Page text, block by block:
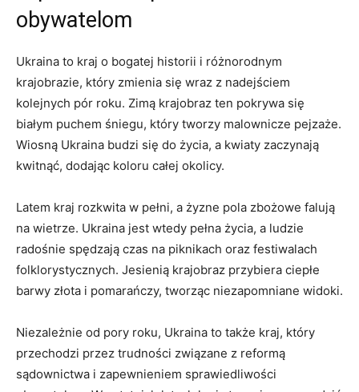
obywatelom
Ukraina to kraj o bogatej historii i różnorodnym ​
krajobrazie, który zmienia się wraz z nadejściem ​
kolejnych pór‌ roku. Zimą krajobraz ten pokrywa się
białym puchem śniegu, który tworzy malownicze pejzaże.
Wiosną Ukraina budzi się do życia, a kwiaty zaczynają
kwitnąć, ⁤dodając⁢ koloru całej okolicy.
Latem kraj rozkwita w pełni, a żyzne pola zbożowe falują
‌na wietrze. Ukraina ⁤jest wtedy pełna życia,‍ a⁤ ludzie
radośnie spędzają czas na piknikach oraz festiwalach
folklorystycznych. Jesienią krajobraz przybiera ciepłe
barwy złota i pomarańczy,⁢ tworząc niezapomniane ‍widoki.
Niezależnie od pory roku, Ukraina ⁣to także kraj, który
przechodzi przez trudności⁢ związane z‌ reformą
sądownictwa i zapewnieniem sprawiedliwości